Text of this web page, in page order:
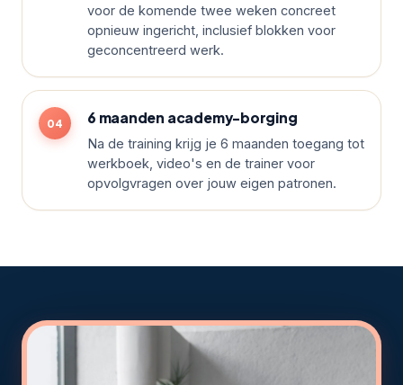
voor de komende twee weken concreet
opnieuw ingericht, inclusief blokken voor
geconcentreerd werk.
6 maanden academy-borging
Na de training krijg je 6 maanden toegang tot
werkboek, video's en de trainer voor
opvolgvragen over jouw eigen patronen.